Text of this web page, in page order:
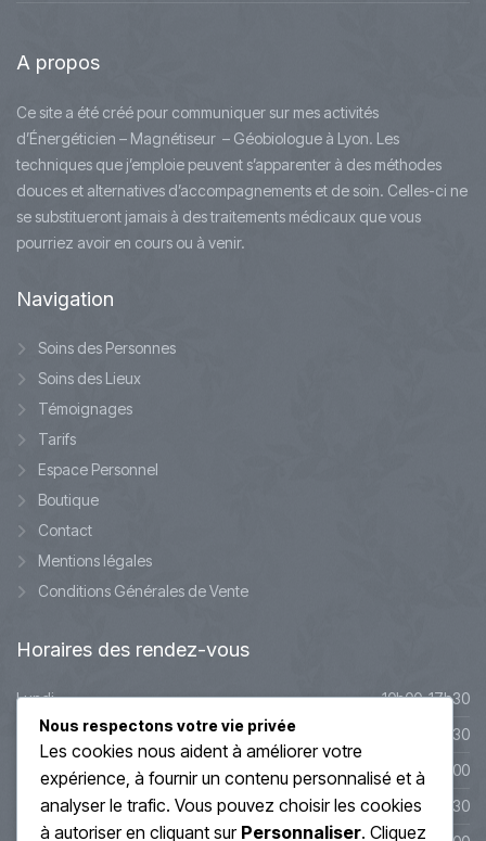
A propos
Ce site a été créé pour communiquer sur mes activités
d’Énergéticien – Magnétiseur – Géobiologue à Lyon. Les
techniques que j’emploie peuvent s’apparenter à des méthodes
douces et alternatives d’accompagnements et de soin. Celles-ci ne
se substitueront jamais à des traitements médicaux que vous
pourriez avoir en cours ou à venir.
Navigation
Soins des Personnes
Soins des Lieux
Témoignages
Tarifs
Espace Personnel
Boutique
Contact
Mentions légales
Conditions Générales de Vente
Horaires des rendez-vous
Lundi
10h00-17h30
Mardi
10h00-17h30
Mercredi
9h45-20h00
Jeudi
10h00-19h30
Nous respectons votre vie privée
Les cookies nous aident à améliorer votre
expérience, à fournir un contenu personnalisé et à
analyser le trafic. Vous pouvez choisir les cookies
à autoriser en cliquant sur Personnaliser. Cliquez